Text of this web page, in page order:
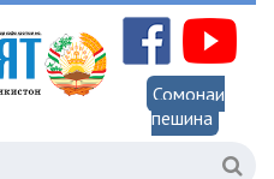
Сомонаи
пешина